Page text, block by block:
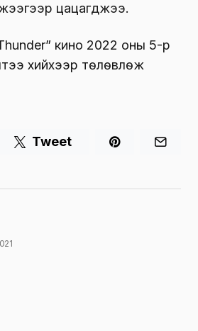
цацагджээ.
кино 2022 оны 5-р
хийхээр төлөвлөж
Tweet